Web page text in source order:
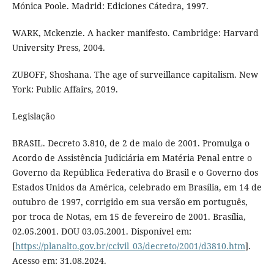
Mónica Poole. Madrid: Ediciones Cátedra, 1997.
WARK, Mckenzie. A hacker manifesto. Cambridge: Harvard
University Press, 2004.
ZUBOFF, Shoshana. The age of surveillance capitalism. New
York: Public Affairs, 2019.
Legislação
BRASIL. Decreto 3.810, de 2 de maio de 2001. Promulga o
Acordo de Assistência Judiciária em Matéria Penal entre o
Governo da República Federativa do Brasil e o Governo dos
Estados Unidos da América, celebrado em Brasília, em 14 de
outubro de 1997, corrigido em sua versão em português,
por troca de Notas, em 15 de fevereiro de 2001. Brasília,
02.05.2001. DOU 03.05.2001. Disponível em:
[https://planalto.gov.br/ccivil_03/decreto/2001/d3810.htm].
Acesso em: 31.08.2024.